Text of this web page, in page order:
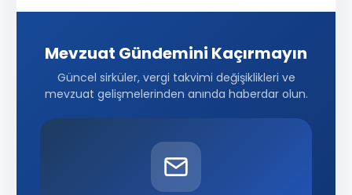
Mevzuat Gündemini Kaçırmayın
Güncel sirküler, vergi takvimi değişiklikleri ve
mevzuat gelişmelerinden anında haberdar olun.